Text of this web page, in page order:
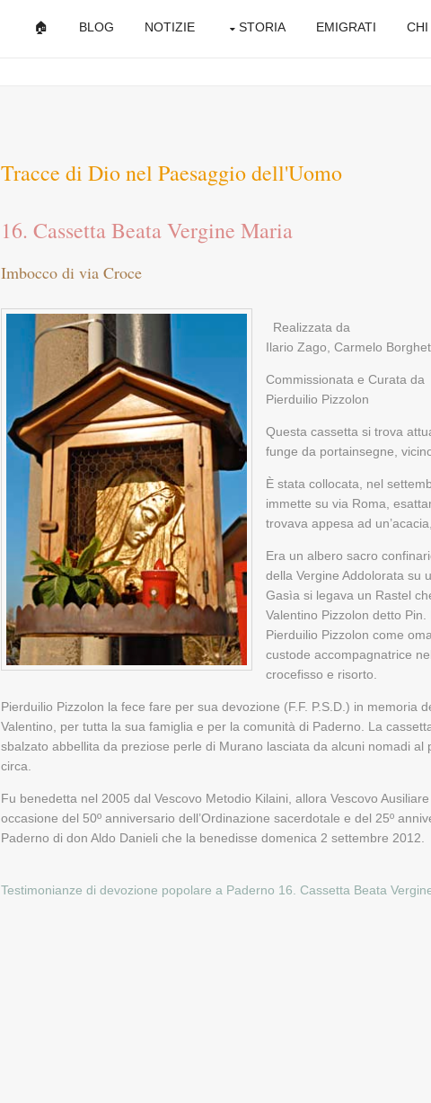
🏠 BLOG NOTIZIE STORIA EMIGRATI CHI
Tracce di Dio nel Paesaggio dell'Uomo
16. Cassetta Beata Vergine Maria
Imbocco di via Croce
Realizzata da
Ilario Zago, Carmelo
Commissionata e Curata da
Pierduilio Pizzolon
Questa cassetta si trova
funge da portainsegne,
È stata collocata, nel
immette su via Roma,
trovava appesa ad
Era un albero sacro
della Vergine Addolorata su
Gasìa si legava un Rastel
Valentino Pizzolon detto
Pierduilio Pizzolon come
custode accompagnatrice
crocefisso e risorto.
Pierduilio Pizzolon la fece fare per sua devozione (F.F. P.S.D.) in memoria
Valentino, per tutta la sua famiglia e per la comunità di Paderno. La
sbalzato abbellita da preziose perle di Murano lasciata da alcuni nomadi
circa.
Fu benedetta nel 2005 dal Vescovo Metodio Kilaini, allora Vescovo
occasione del 50º anniversario dell’Ordinazione sacerdotale e del 25º
Paderno di don Aldo Danieli che la benedisse domenica 2 settembre 2012.
Testimonianze di devozione popolare a Paderno 16. Cassetta Beata